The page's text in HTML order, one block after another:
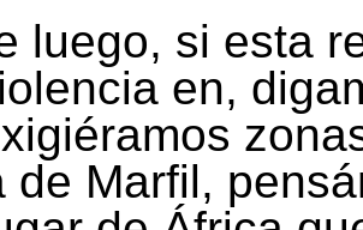
luego, si esta
en,
de Marfil,